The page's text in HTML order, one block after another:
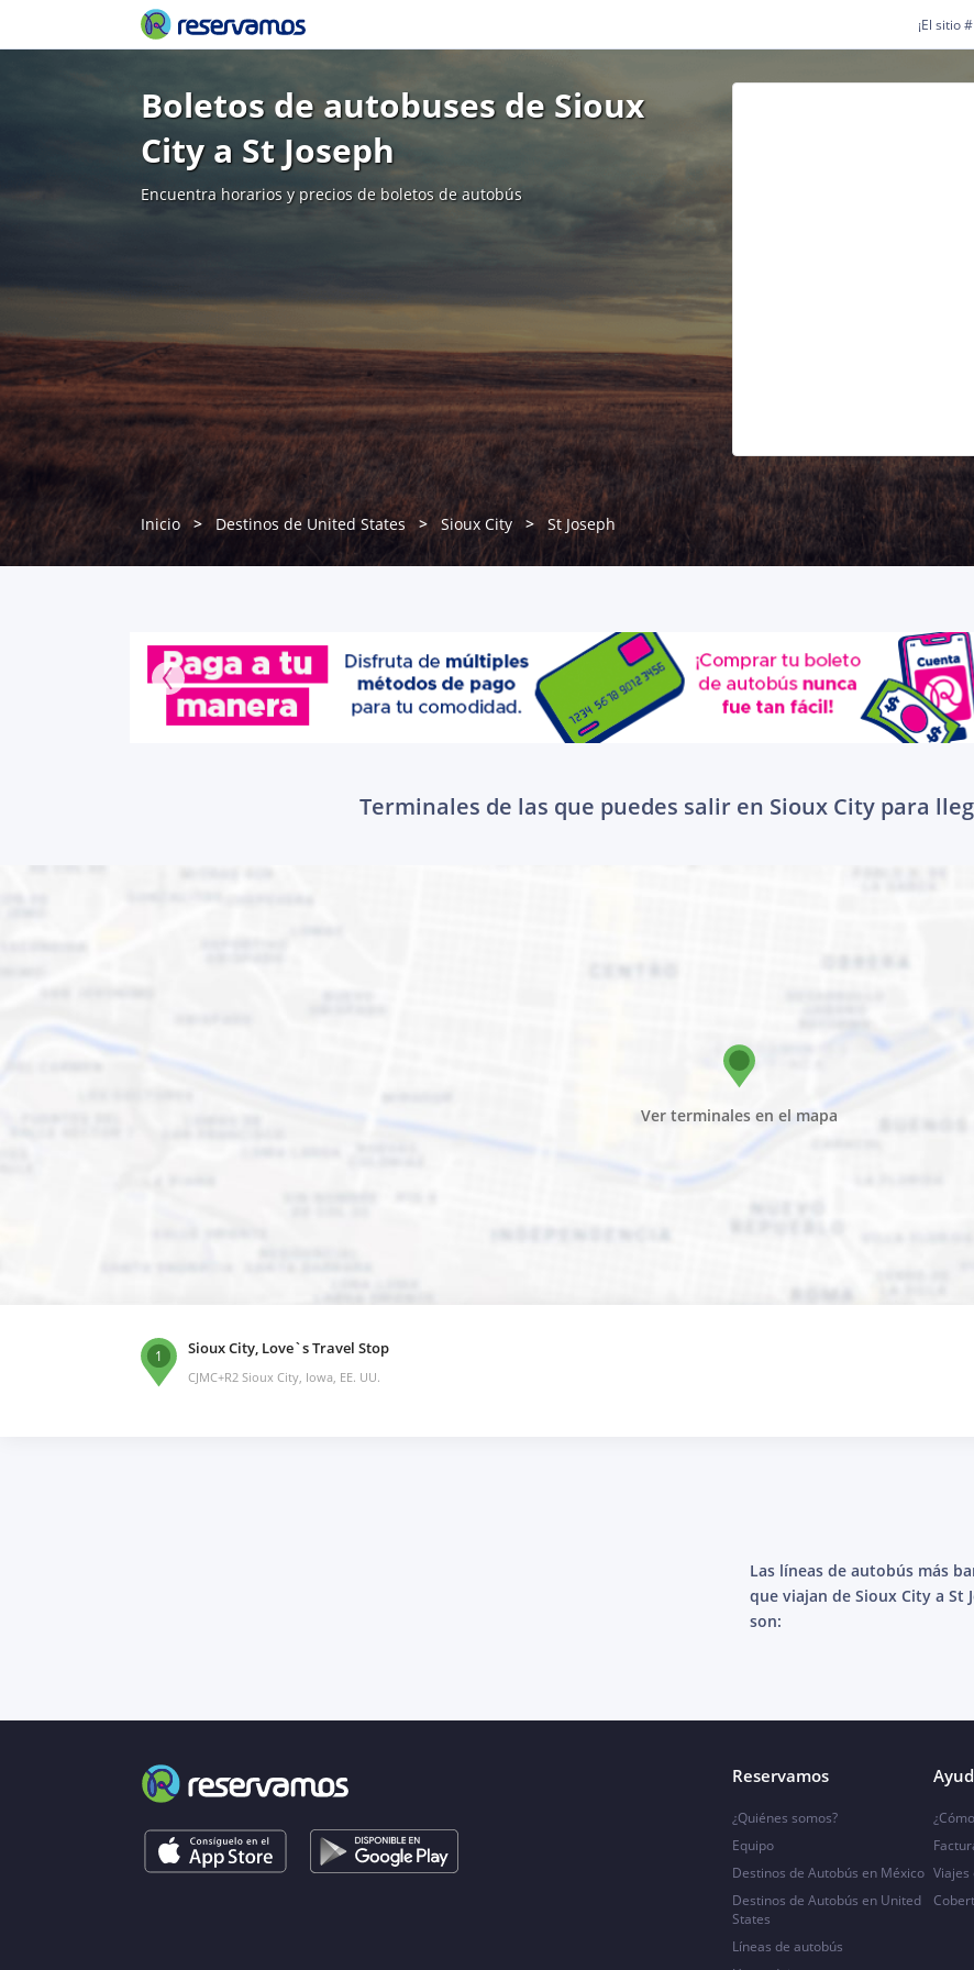
¡El sitio
Boletos de autobuses de Sioux
City a St Joseph
Encuentra horarios y precios de boletos de autobús
Inicio Destinos de United States Sioux City St Joseph
Terminales de las que puedes salir en Sioux City para
Ver terminales en el mapa
1 Sioux City, Love`s Travel Stop
CJMC+R2 Sioux City, Iowa, EE. UU.
Las líneas de autobús más
que viajan de Sioux City a St
son:
Reservamos
¿Quiénes somos?
Equipo
Destinos de Autobús en México
Destinos de Autobús en United
States
Líneas de autobús
Viajes